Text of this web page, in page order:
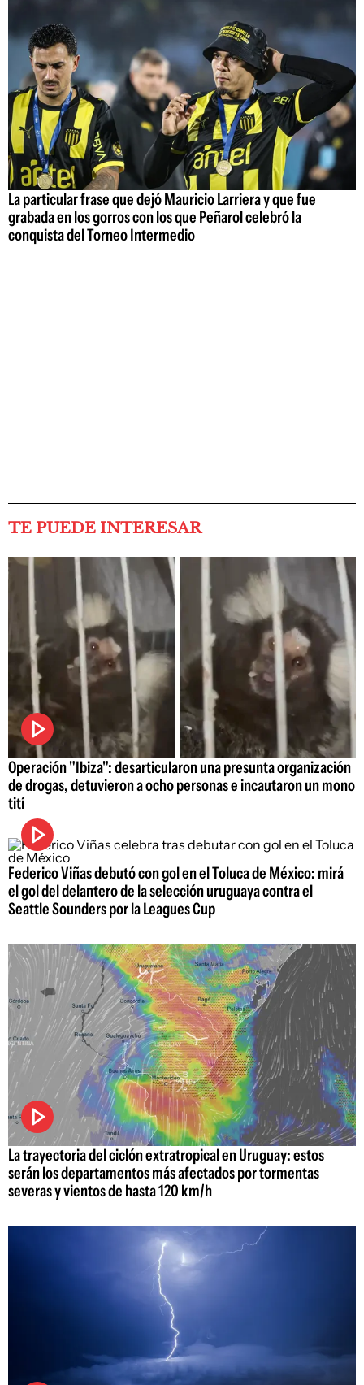
La particular frase que dejó Mauricio Larriera y que fue
grabada en los gorros con los que Peñarol celebró la
conquista del Torneo Intermedio
TE PUEDE INTERESAR
Operación "Ibiza": desarticularon una presunta organización
de drogas, detuvieron a ocho personas e incautaron un mono
tití
Federico Viñas debutó con gol en el Toluca de México: mirá
el gol del delantero de la selección uruguaya contra el
Seattle Sounders por la Leagues Cup
La trayectoria del ciclón extratropical en Uruguay: estos
serán los departamentos más afectados por tormentas
severas y vientos de hasta 120 km/h